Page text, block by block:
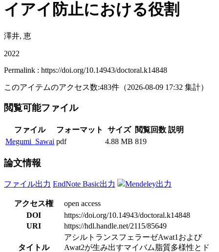
イアイ防止における役割
澤井, 恵
2022
Permalink : https://doi.org/10.14943/doctoral.k14848
このアイテムのアクセス数:483件 （2026-08-09 17:32 集計）
閲覧可能ファイル
ファイル フォーマット サイズ 閲覧回数 説明
Megumi_Sawai pdf 4.88 MB 819
論文情報
ファイル出力 EndNote Basic出力 Mendeley出力
アクセス権
open access
DOI
https://doi.org/10.14943/doctoral.k14848
URI
https://hdl.handle.net/2115/85649
タイトル
アシルトランスフェラーゼAwat1および
Awat2が生み出すマイバム脂質多様性とド